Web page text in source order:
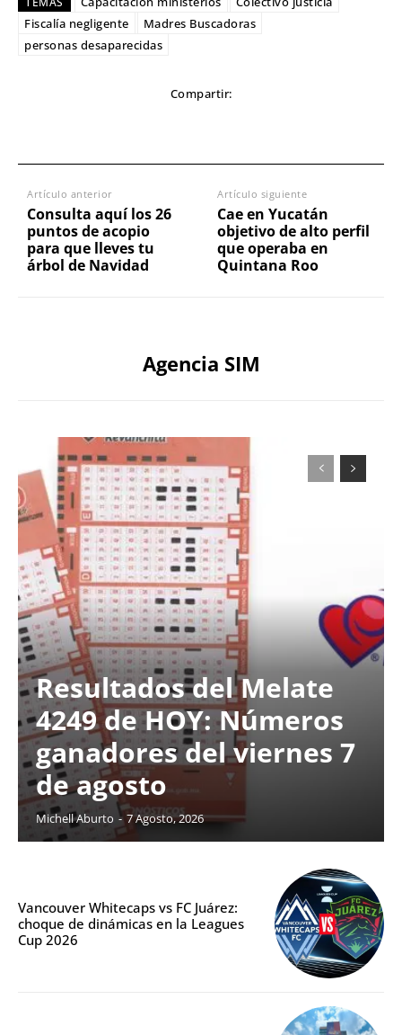
Fiscalía negligente
Madres Buscadoras
personas desaparecidas
Compartir:
Artículo anterior
Consulta aquí los 26
puntos de acopio
para que lleves tu
árbol de Navidad
Artículo siguiente
Cae en Yucatán
objetivo de alto perfil
que operaba en
Quintana Roo
Agencia SIM
Resultados del Melate
4249 de HOY: Números
ganadores del viernes 7
de agosto
Michell Aburto - 7 Agosto, 2026
Vancouver Whitecaps vs FC Juárez:
choque de dinámicas en la Leagues
Cup 2026